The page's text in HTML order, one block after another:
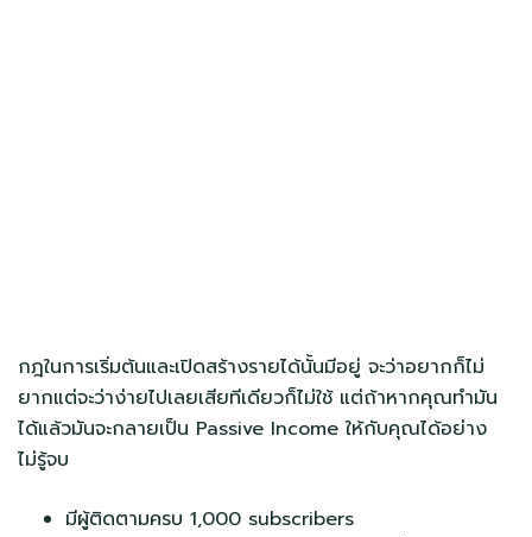
กฎในการเริ่มต้นและเปิดสร้างรายได้นั้นมีอยู่ จะว่าอยากก็ไม่
ยากแต่จะว่าง่ายไปเลยเสียทีเดียวก็ไม่ใช้ แต่ถ้าหากคุณทำมัน
ได้แล้วมันจะกลายเป็น Passive Income ให้กับคุณได้อย่าง
ไม่รู้จบ
มีผู้ติดตามครบ 1,000 subscribers